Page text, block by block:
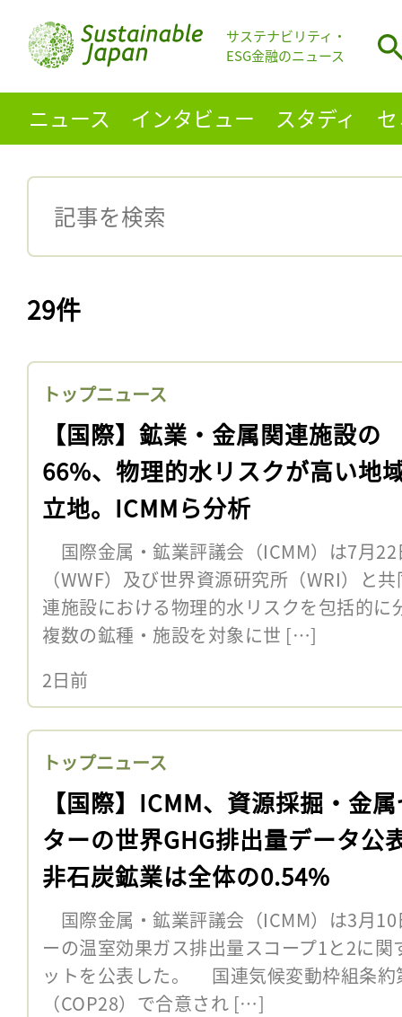
サステナビリティ・
ESG金融のニュース
ニュース インタビュー スタディ
29件
トップニュース
【国際】鉱業・金属関連施設の
66%、物理的水リスクが高い地
立地。ICMMら分析
国際金属・鉱業評議会（ICMM）は7月
（WWF）及び世界資源研究所（WRI）と
連施設における物理的水リスクを包括的
複数の鉱種・施設を対象に世 […]
2日前
トップニュース
【国際】ICMM、資源採掘・金
ターの世界GHG排出量データ公
非石炭鉱業は全体の0.54%
国際金属・鉱業評議会（ICMM）は3月
ーの温室効果ガス排出量スコープ1と2に
ットを公表した。 国連気候変動枠組条約
（COP28）で合意され […]